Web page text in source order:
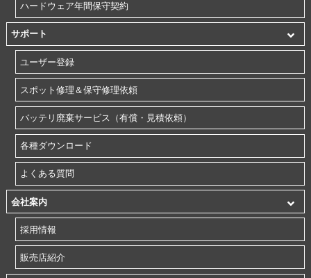
ハードウェア年間保守契約
サポート
ユーザー登録
スポット修理＆保守修理依頼
バッテリ廃棄サービス（有償・見積依頼）
各種ダウンロード
よくある質問
会社案内
採用情報
販売店紹介